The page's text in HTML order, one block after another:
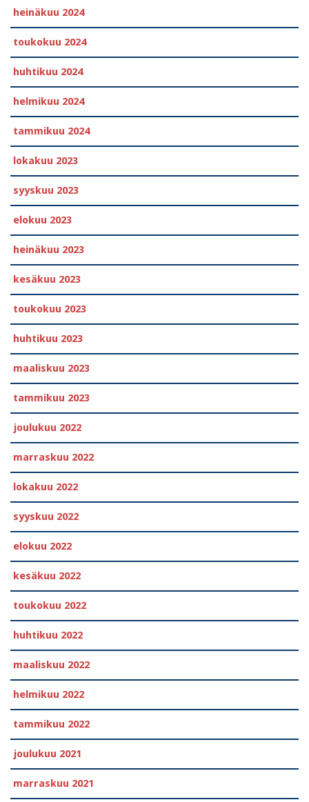
heinäkuu 2024
toukokuu 2024
huhtikuu 2024
helmikuu 2024
tammikuu 2024
lokakuu 2023
syyskuu 2023
elokuu 2023
heinäkuu 2023
kesäkuu 2023
toukokuu 2023
huhtikuu 2023
maaliskuu 2023
tammikuu 2023
joulukuu 2022
marraskuu 2022
lokakuu 2022
syyskuu 2022
elokuu 2022
kesäkuu 2022
toukokuu 2022
huhtikuu 2022
maaliskuu 2022
helmikuu 2022
tammikuu 2022
joulukuu 2021
marraskuu 2021